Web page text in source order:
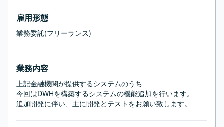
雇用形態
業務委託(フリーランス)
業務内容
上記金融機関が提供するシステムのうち
今回はDWHを構築するシステムの機能追加を行います。
追加開発に伴い、主に開発とテストをお願い致します。